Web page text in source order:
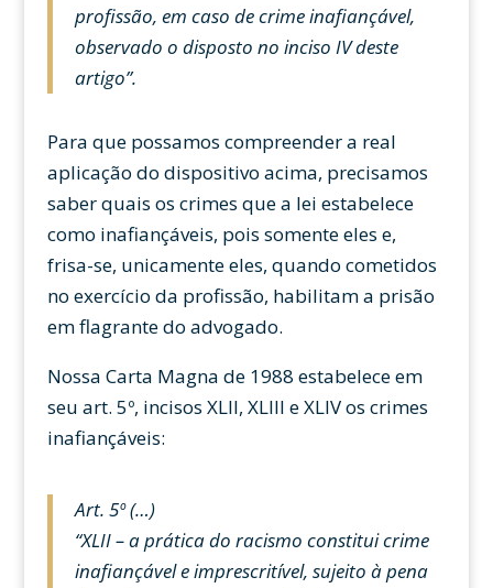
profissão, em caso de crime inafiançável,
observado o disposto no inciso IV deste
artigo”.
Para que possamos compreender a real
aplicação do dispositivo acima, precisamos
saber quais os crimes que a lei estabelece
como inafiançáveis, pois somente eles e,
frisa-se, unicamente eles, quando cometidos
no exercício da profissão, habilitam a prisão
em flagrante do advogado.
Nossa Carta Magna de 1988 estabelece em
seu art. 5º, incisos XLII, XLIII e XLIV os crimes
inafiançáveis:
Art. 5º (…)
“XLII – a prática do racismo constitui crime
inafiançável e imprescritível, sujeito à pena